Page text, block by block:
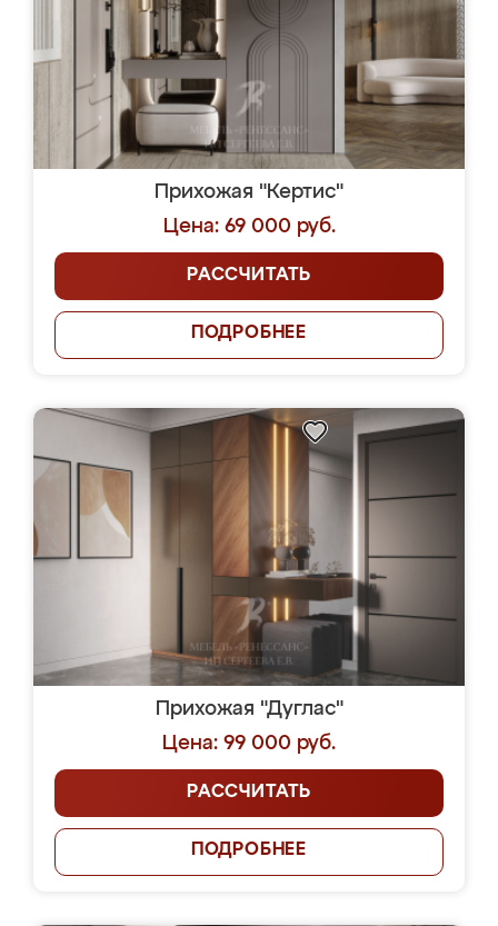
Прихожая "Кертис"
Цена: 69 000 руб.
РАССЧИТАТЬ
ПОДРОБНЕЕ
Прихожая "Дуглас"
Цена: 99 000 руб.
РАССЧИТАТЬ
ПОДРОБНЕЕ